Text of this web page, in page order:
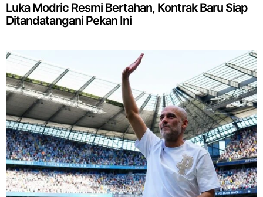
Luka Modric Resmi Bertahan, Kontrak Baru Siap
Ditandatangani Pekan Ini